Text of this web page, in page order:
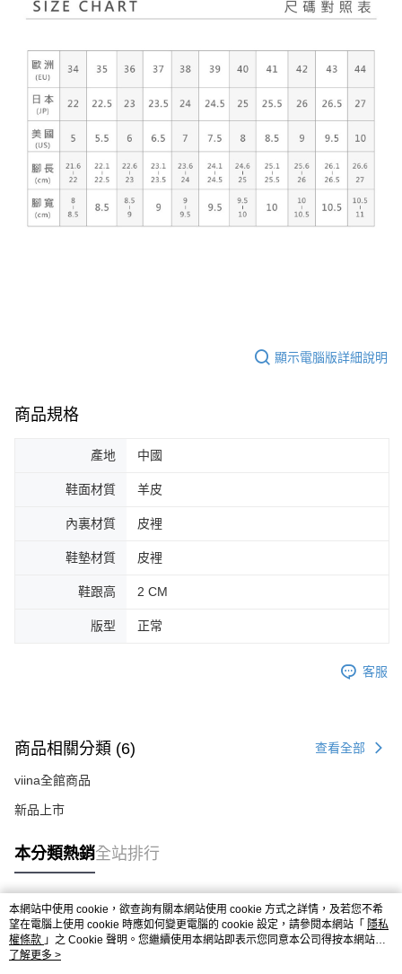
顯示電腦版詳細說明
商品規格
產地 中國
鞋面材質 羊皮
內裏材質 皮裡
鞋墊材質 皮裡
鞋跟高 2 CM
版型 正常
客服
商品相關分類 (6) 查看全部
viina全館商品
新品上市
本分類熱銷全站排行
熱門標籤
本網站中使用 cookie，欲查詢有關本網站使用 cookie 方式之詳情，及若您不希
望在電腦上使用 cookie 時應如何變更電腦的 cookie 設定，請參閱本網站「 隱私
權條款 」之 Cookie 聲明。您繼續使用本網站即表示您同意本公司得按本網站使
用條款之 Cookie 聲明使用 cookie。
了解更多 >